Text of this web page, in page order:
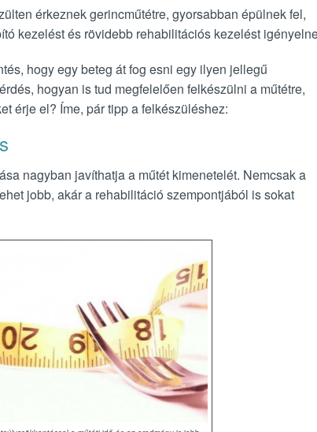
érkeznek gerincműtétre, gyorsabban épülnek fel,
kezelést és rövidebb rehabilitációs kezelést
hogy egy beteg át fog esni egy ilyen jellegű
hogyan is tud megfelelően felkészülni a műtétre,
érje el? Íme, pár tipp a felkészüléshez:
nagyban javíthatja a műtét kimenetelét. Nemcsak a
jobb, akár a rehabilitáció szempontjából is sokat